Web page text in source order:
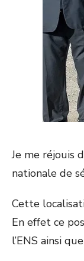
Je me réjouis
nationale de
Cette
En effet ce
l’ENS ainsi